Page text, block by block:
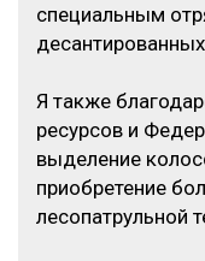
специальным
Я также
ресурсов и
выделение
приобретение
лесопатрульной